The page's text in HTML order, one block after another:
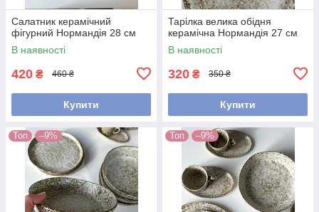
Салатник керамічний
фігурний Нормандія 28 см
В наявності
420 ₴ 460 ₴
Купити
Тарілка велика обідня
керамічна Нормандія 27 см
В наявності
320 ₴ 350 ₴
Купити
Топ –9% Топ –9%